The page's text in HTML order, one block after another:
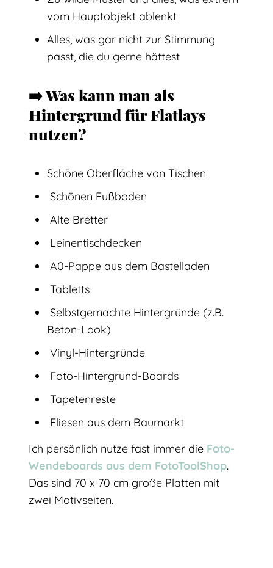
vom Hauptobjekt ablenkt
Alles, was gar nicht zur Stimmung
passt, die du gerne hättest
➡️ Was kann man als
Hintergrund für Flatlays
nutzen?
Schöne Oberfläche von Tischen
Schönen Fußboden
Alte Bretter
Leinentischdecken
A0-Pappe aus dem Bastelladen
Tabletts
Selbstgemachte Hintergründe (z.B.
Beton-Look)
Vinyl-Hintergründe
Foto-Hintergrund-Boards
Tapetenreste
Fliesen aus dem Baumarkt
Ich persönlich nutze fast immer die Foto-
Wendeboards aus dem FotoToolShop.
Das sind 70 x 70 cm große Platten mit
zwei Motivseiten.